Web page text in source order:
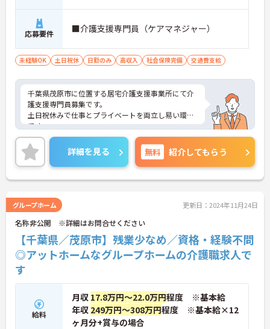
応募要件 ■介護支援専門員（ケアマネジャー）
未経験OK 土日祝休 日勤のみ 高収入 社会保険完備 交通費支給
千葉県茂原市に位置する居宅介護支援事業所にて介
護支援専門員募集です。
土日祝休みで仕事とプライベートを両立し易い環境
です。
ご興味ある方には、面接対策ポイントなど、さらに
詳細をお話しいたしますのでお気軽にご相談くださ
い！
詳細を見る 無料 紹介してもらう
グループホーム 更新日：2024年11月24日
名称非公開 ※詳細はお問合せください
【千葉県／茂原市】残業少なめ／資格・経験不問
◎アットホームなグループホームの介護職求人で
す
給料
月収 17.8万円～22.0万円程度 ※基本給
年収 249万円～308万円程度 ※基本給×12
ヶ月分+賞与の場合